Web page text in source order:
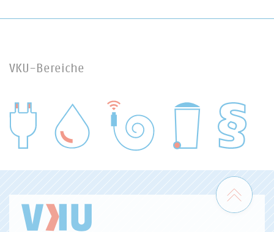
VKU-Bereiche
WASSER/ABWASSER
Zum